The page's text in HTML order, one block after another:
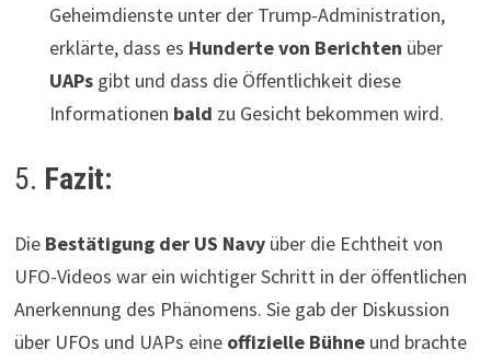
Geheimdienste unter der Trump-Administration,
erklärte, dass es Hunderte von Berichten über
UAPs gibt und dass die Öffentlichkeit diese
Informationen bald zu Gesicht bekommen wird.
5. Fazit:
Die Bestätigung der US Navy über die Echtheit von
UFO-Videos war ein wichtiger Schritt in der öffentlichen
Anerkennung des Phänomens. Sie gab der Diskussion
über UFOs und UAPs eine offizielle Bühne und brachte